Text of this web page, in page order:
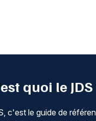
quoi le JDS
c'est le guide de